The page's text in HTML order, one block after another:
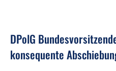
DPolG
konsequente